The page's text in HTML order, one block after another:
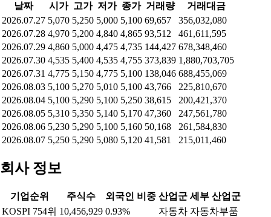
날짜 시가 고가 저가 종가 거래량
거래대금
2026.07.27 5,070 5,250 5,000 5,100 69,657
356,032,080
2026.07.28 4,970 5,200 4,840 4,865 93,512
461,611,595
2026.07.29 4,860 5,000 4,475 4,735 144,427 678,348,460
2026.07.30 4,535 5,400 4,535 4,755 373,839 1,880,703,705
2026.07.31 4,775 5,150 4,775 5,100 138,046 688,455,069
2026.08.03 5,100 5,270 5,010 5,100 43,766
225,810,670
2026.08.04 5,100 5,290 5,100 5,250 38,615
200,421,370
2026.08.05 5,310 5,350 5,140 5,170 47,360
247,561,780
2026.08.06 5,230 5,290 5,100 5,160 50,168
261,584,830
2026.08.07 5,250 5,290 5,080 5,120 41,581 215,011,460
회사 정보
기업순위 주식수 외국인 비중 산업군 세부 산업군
KOSPI 754위 10,456,929 0.93% 자동차 자동차부품